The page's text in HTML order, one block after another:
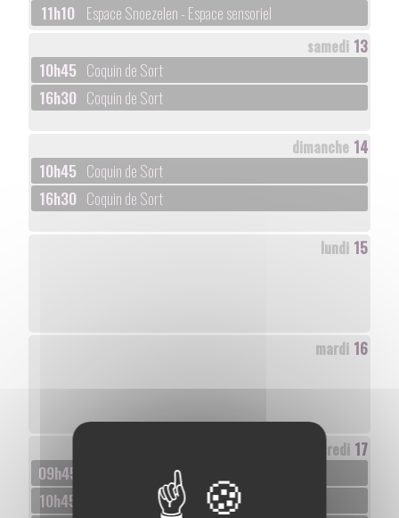
11h10 Espace Snoezelen - Espace sensoriel
samedi 13
10h45 Coquin de Sort
16h30 Coquin de Sort
dimanche 14
10h45 Coquin de Sort
16h30 Coquin de Sort
lundi 15
mardi 16
mercredi 17
09h45
10h45
J'suis là, Téou ?